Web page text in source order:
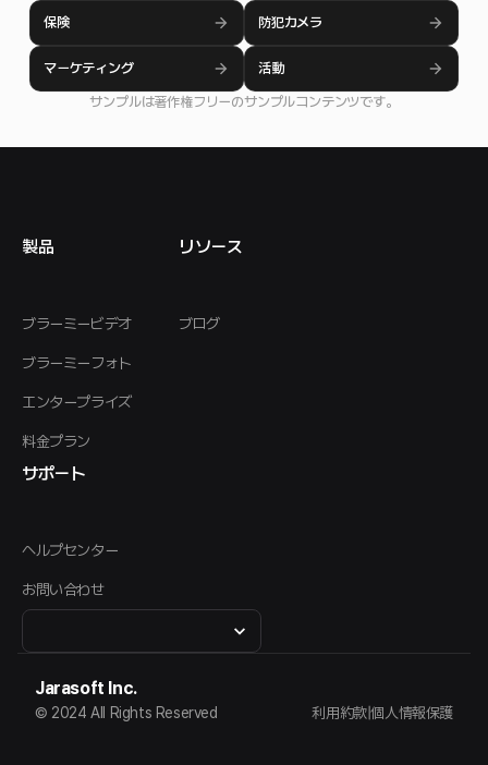
保険 防犯カメラ
マーケティング 活動
サンプルは著作権フリーのサンプルコンテンツです。
製品
ブラーミービデオ
ブラーミーフォト
エンタープライズ
料金プラン
リソース
ブログ
サポート
ヘルプセンター
お問い合わせ
Jarasoft Inc.
© 2024 All Rights Reserved 利用約款|個人情報保護